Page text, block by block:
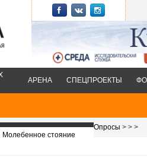
АРЕНА СПЕЦПРОЕКТЫ
Опросы > >
Молебенное стояние
>